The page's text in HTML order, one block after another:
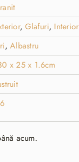
,Glafuri, Interior
,Albastru
x 25 x 1.6cm
acum.